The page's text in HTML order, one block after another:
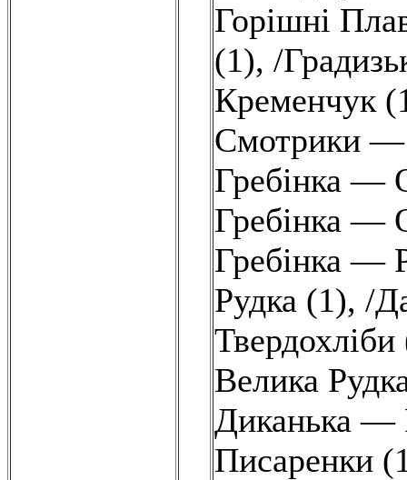
Горішні
(1), /
Кременчук
Смотрики
Гребінка
Гребінка —
Гребінка —
Рудка (1), /
Велика
Диканька —
Писаренки